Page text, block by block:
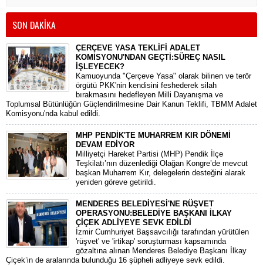
SON DAKİKA
ÇERÇEVE YASA TEKLİFİ ADALET
KOMİSYONU'NDAN GEÇTİ:SÜREÇ NASIL
İŞLEYECEK?
​Kamuoyunda "Çerçeve Yasa" olarak bilinen ve terör
örgütü PKK'nin kendisini feshederek silah
bırakmasını hedefleyen Milli Dayanışma ve
Toplumsal Bütünlüğün Güçlendirilmesine Dair Kanun Teklifi, TBMM Adalet
Komisyonu'nda kabul edildi.
MHP PENDİK'TE MUHARREM KIR DÖNEMİ
DEVAM EDİYOR
​Milliyetçi Hareket Partisi (MHP) Pendik İlçe
Teşkilatı’nın düzenlediği Olağan Kongre’de mevcut
başkan Muharrem Kır, delegelerin desteğini alarak
yeniden göreve getirildi.
MENDERES BELEDİYESİ'NE RÜŞVET
OPERASYONU:BELEDİYE BAŞKANI İLKAY
ÇİÇEK ADLİYEYE SEVK EDİLDİ
​İzmir Cumhuriyet Başsavcılığı tarafından yürütülen
'rüşvet' ve 'irtikap' soruşturması kapsamında
gözaltına alınan Menderes Belediye Başkanı İlkay
Çiçek’in de aralarında bulunduğu 16 şüpheli adliyeye sevk edildi.